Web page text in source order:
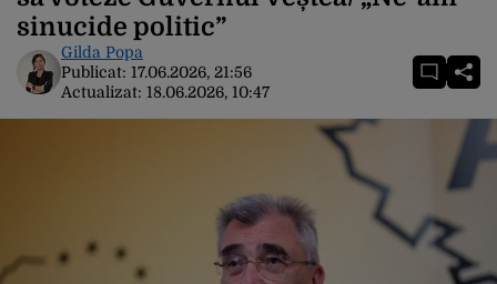
sinucide politic”
Gilda Popa
Publicat: 17.06.2026, 21:56
Actualizat: 18.06.2026, 10:47